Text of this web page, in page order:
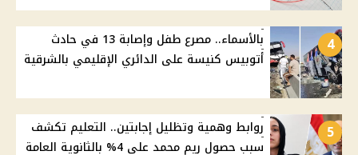
4
بالأسماء.. مصرع طفل وإصابة 13 في حادث
أتوبيس كنيسة على الدائري الإقليمي بالشرقية
5
روابط وهمية وتظليل إجابتين.. التعليم تكشف
سبب حصول ريم محمد على 4% بالثانوية العامة